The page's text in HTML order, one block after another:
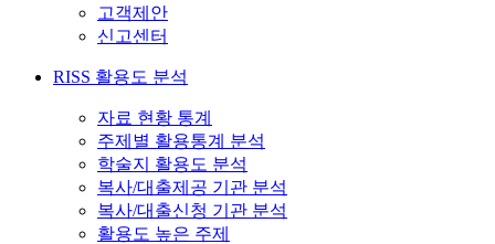
고객제안
신고센터
RISS 활용도 분석
자료 현황 통계
주제별 활용통계 분석
학술지 활용도 분석
복사/대출제공 기관 분석
복사/대출신청 기관 분석
활용도 높은 주제